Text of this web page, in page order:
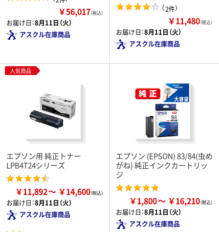
￥56,017（税込）
お届け日：8月11日（火）
アスクル在庫商品
（2件）
￥11,480（税込）
お届け日：8月11日（火）
アスクル在庫商品
人気商品
エプソン用 純正トナー
LPB4T24シリーズ
￥11,892 ￥14,600
お届け日：8月11日（火）
アスクル在庫商品
エプソン (EPSON) 83/84(虫め
がね) 純正インクカートリッ
ジ
￥1,800 ￥16,210
お届け日：8月11日（火）
アスクル在庫商品